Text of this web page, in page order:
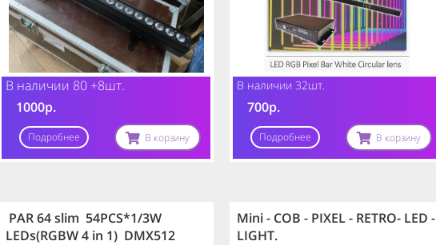
В наличии 80 +8шт.
1000р.
Подробнее В корзину
В наличии 32шт.
700р.
Подробнее В корзину
PAR 64 slim 54PCS*1/3W
LEDs(RGBW 4 in 1) DMX512
Mini - COB - PIXEL - RETRO- LED -
LIGHT.